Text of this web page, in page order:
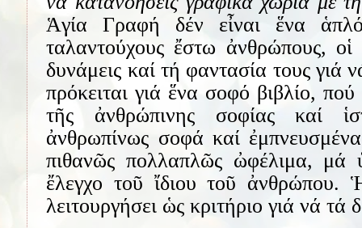
Ἁγία Γραφή δέν εἶναι ἕνα
ταλαντούχους ἔστω ἀνθρώπους, οἱ
δυνάμεις καί τή φαντασία τους
πρόκειται γιά ἕνα σοφό βιβλίο,
τῆς ἀνθρώπινης σοφίας καί
ἀνθρωπίνως σοφά καί
πιθανῶς πολλαπλῶς ὠφέλιμα, μά
ἔλεγχο τοῦ ἴδιου τοῦ ἀνθρώπου.
λειτουργήσει ὡς κριτήριο γιά νά τά